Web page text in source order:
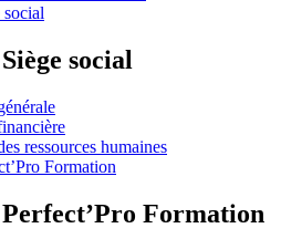
social
ressources humaines
Formation
Formation